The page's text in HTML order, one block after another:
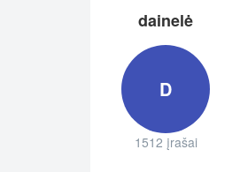
dainelė
D
1512 įrašai